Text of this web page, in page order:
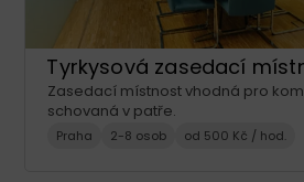
Tyrkysová zasedací
Zasedací místnost vhodná pro
schovaná v patře.
Praha 2-8 osob od 500 Kč / hod.